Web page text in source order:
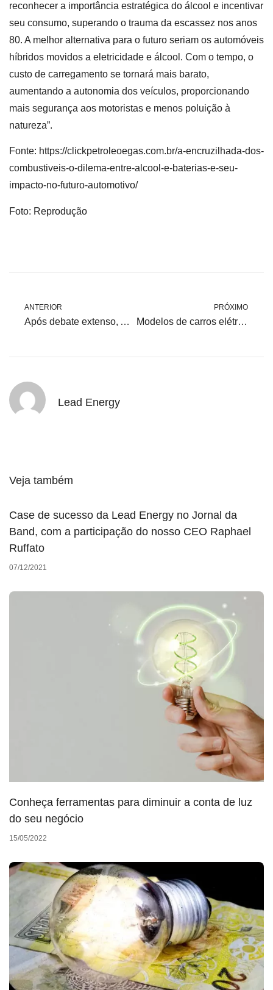
reconhecer a importância estratégica do álcool e incentivar
seu consumo, superando o trauma da escassez nos anos
80. A melhor alternativa para o futuro seriam os automóveis
híbridos movidos a eletricidade e álcool. Com o tempo, o
custo de carregamento se tornará mais barato,
aumentando a autonomia dos veículos, proporcionando
mais segurança aos motoristas e menos poluição à
natureza”.
Fonte: https://clickpetroleoegas.com.br/a-encruzilhada-dos-
combustiveis-o-dilema-entre-alcool-e-baterias-e-seu-
impacto-no-futuro-automotivo/
Foto: Reprodução
ANTERIOR
Após debate extenso, ANEEL aprova reajuste tarifário superior a 13% na conta de energia do consumidor mineiro
PRÓXIMO
Modelos de carros elétricos travaram uma disputa acirrada com os carros movidos à álcool
Lead Energy
Veja também
Case de sucesso da Lead Energy no Jornal da
Band, com a participação do nosso CEO Raphael
Ruffato
07/12/2021
Conheça ferramentas para diminuir a conta de luz
do seu negócio
15/05/2022